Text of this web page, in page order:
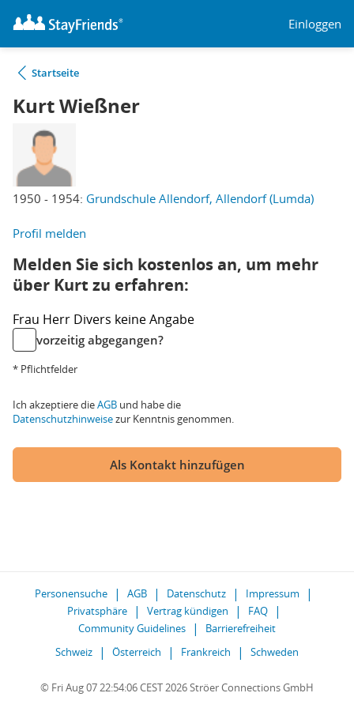
Einloggen
Startseite
Kurt Wießner
1950 - 1954: Grundschule Allendorf, Allendorf (Lumda)
Profil melden
Melden Sie sich kostenlos an, um mehr
über Kurt zu erfahren:
Frau Herr Divers keine Angabe
vorzeitig abgegangen?
* Pflichtfelder
Ich akzeptiere dieAGB und habe die
Datenschutzhinweisezur Kenntnis genommen.
Als Kontakt hinzufügen
Personensuche AGB Datenschutz
Impressum
Privatsphäre
Vertrag kündigen
FAQ
Community Guidelines
Barrierefreiheit
Schweiz
Österreich Frankreich Schweden
© Fri Aug 07 22:54:06 CEST 2026 Ströer Connections GmbH